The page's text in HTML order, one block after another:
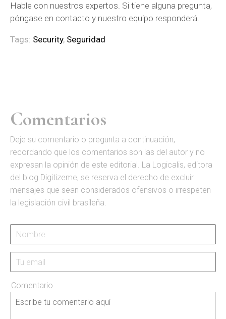
Hable con nuestros expertos. Si tiene alguna pregunta,
póngase en contacto y nuestro equipo responderá.
Tags: Security, Seguridad
Comentarios
Deje su comentario o pregunta a continuación,
recordando que los comentarios son las del autor y no
expresan la opinión de este editorial. La Logicalis, editora
del blog Digitizeme, se reserva el derecho de excluir
mensajes que sean considerados ofensivos o irrespeten
la legislación civil brasileña.
Comentario